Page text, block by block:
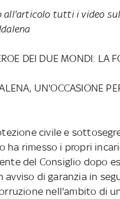
all'articolo tutti i video
DEI DUE MONDI: LA
UN'OCCASIONE
civile e
ha rimesso i propri
del Consiglio dopo
avviso di garanzia in
nell'ambito di